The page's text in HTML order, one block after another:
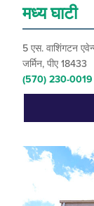
मध्य घाटी
5 एस. वाशिंगटन
जर्मिन, पीए 18433
(570) 230-0019